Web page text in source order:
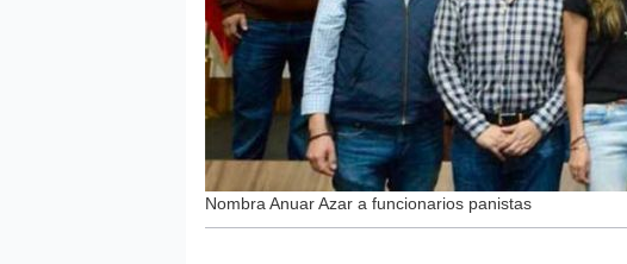
Nombra Anuar Azar a funcionarios panistas